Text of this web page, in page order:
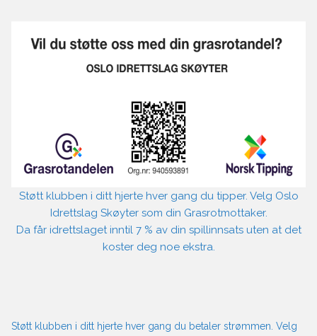
Støtt klubben i ditt hjerte hver gang du tipper. Velg Oslo
Idrettslag Skøyter som din Grasrotmottaker.
Da får idrettslaget inntil 7 % av din spillinnsats uten at det
koster deg noe ekstra.
Støtt klubben i ditt hjerte hver gang du betaler strømmen. Velg